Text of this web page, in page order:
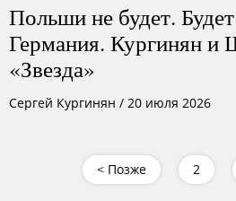
Польши не будет.
Германия. Кургинян и
«Звезда»
Сергей Кургинян / 20 июля 2026
< Позже 2